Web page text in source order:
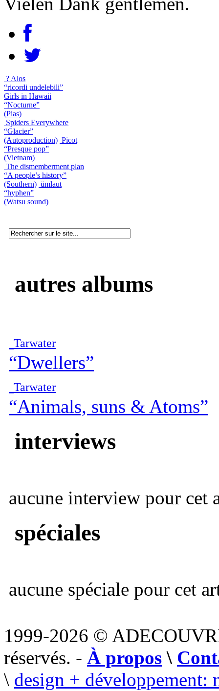
? Alos
“ricordi undelebili”
Girls in Hawaii
“Nocturne”
(Pias)
Spiders Everywhere
“Glacier”
(Autoproduction) Picot
“Presque pop”
(Vietnam)
The dismemberment plan
“A people’s history”
(Southern) ümlaut
“hyphen”
(Watsu sound)
autres albums
Tarwater
“Dwellers”
Tarwater
“Animals, suns & Atoms”
interviews
aucune interview pour cet
spéciales
aucune spéciale pour cet
1999-2026 ©
réservés. - À propos \
\ design + développement: